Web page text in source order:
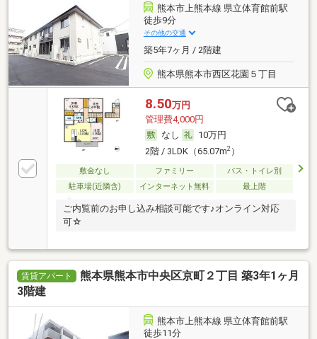
熊本市上熊本線 県立体育館前駅
徒歩9分
その他の交通
築5年7ヶ月 / 2階建
熊本県熊本市西区花園５丁目
8.50万円
管理費4,000円
なし
10万円
2階 / 3LDK（65.07m2）
敷金なし ファミリー
バス・トイレ別
駐車場(近隣含)
インターネット無料 最上階
ご内覧前のお申し込み相談可能です♪オンライン対応
可☆
賃貸アパート
熊本県熊本市中央区京町２丁目 築3年1ヶ月
3階建
熊本市上熊本線 県立体育館前駅
徒歩11分